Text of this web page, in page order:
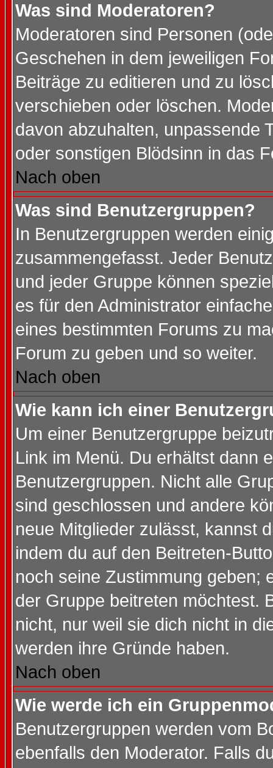
Was sind Moderatoren?
Moderatoren sind Personen
Geschehen in dem jeweiligen
Beiträge zu editieren und zu
verschieben oder löschen.
davon abzuhalten, unpassende
oder sonstigen Blödsinn in das
Nach oben
Was sind Benutzergruppen?
In Benutzergruppen werden
zusammengefasst. Jeder
und jeder Gruppe können
es für den Administrator
eines bestimmten Forums zu
Forum zu geben und so weiter.
Nach oben
Wie kann ich einer
Um einer Benutzergruppe
Link im Menü. Du erhältst dann
Benutzergruppen. Nicht alle
sind geschlossen und andere
neue Mitglieder zulässt, kannst
indem du auf den Beitreten-
noch seine Zustimmung geben;
der Gruppe beitreten möchtest.
nicht, nur weil sie dich nicht in
werden ihre Gründe haben.
Nach oben
Wie werde ich ein
Benutzergruppen werden vom
ebenfalls den Moderator. Falls